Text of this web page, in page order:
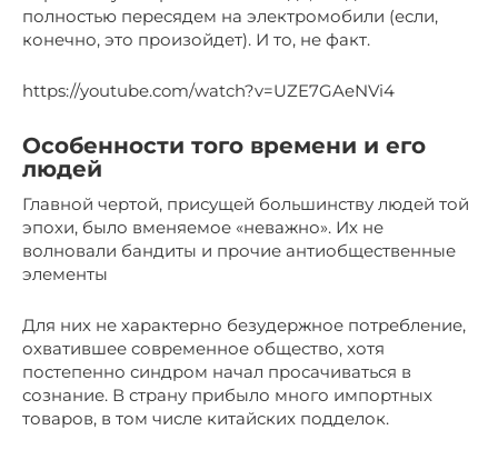
полностью пересядем на электромобили (если,
конечно, это произойдет). И то, не факт.
https://youtube.com/watch?v=UZE7GAeNVi4
Особенности того времени и его
людей
Главной чертой, присущей большинству людей той
эпохи, было вменяемое «неважно». Их не
волновали бандиты и прочие антиобщественные
элементы
Для них не характерно безудержное потребление,
охватившее современное общество, хотя
постепенно синдром начал просачиваться в
сознание. В страну прибыло много импортных
товаров, в том числе китайских подделок.